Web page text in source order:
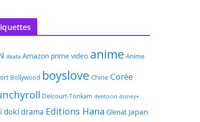
Akata Amazon prime video anime Anime
Bollywood boyslove Chine Corée
Delcourt-Tonkam delitoon disney+
doki drama Editions Hana Glenat Japan